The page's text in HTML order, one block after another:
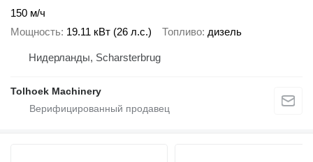
150 м/ч
Мощность 19.11 кВт (26 л.с.) Топливо дизель
Нидерланды, Scharsterbrug
Tolhoek Machinery